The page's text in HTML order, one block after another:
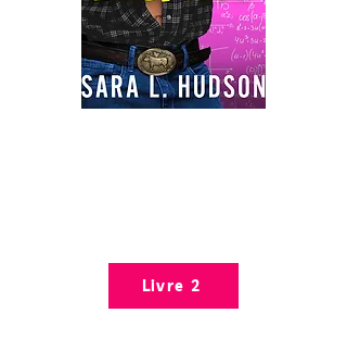
Livre 2